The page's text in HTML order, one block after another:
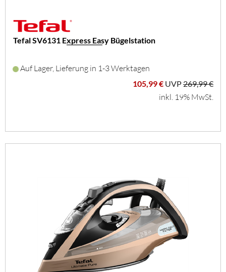
Tefal SV6131 Express Easy Bügelstation
Auf Lager, Lieferung in 1-3 Werktagen
105,99 € UVP269,99 €
inkl. 19% MwSt.